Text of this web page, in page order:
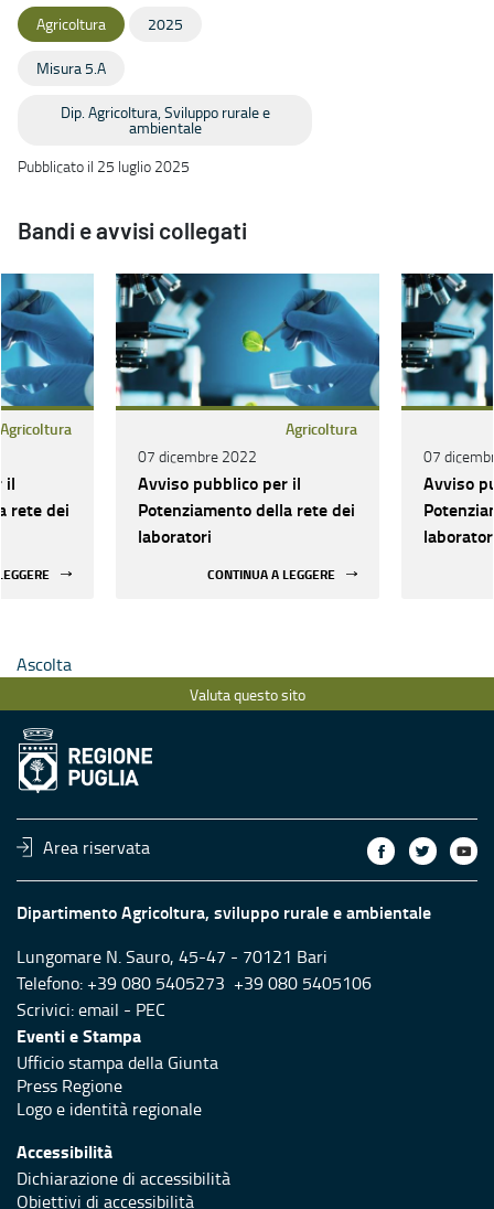
Agricoltura 2025
Misura 5.A
Dip. Agricoltura, Sviluppo rurale e
ambientale
Pubblicato il 25 luglio 2025
Bandi e avvisi collegati
Agricoltura
il
rete dei
Agricoltura
07 dicembre 2022
Avviso pubblico per il
Potenziamento della rete dei
laboratori
CONTINUA A LEGGERE
07
Avviso
Ascolta
Valuta questo sito
Area riservata
Dipartimento Agricoltura, sviluppo rurale e ambientale
Lungomare N. Sauro, 45-47 - 70121 Bari
Telefono: +39 080 5405273 +39 080 5405106
Scrivici:email - PEC
Eventi e Stampa
Ufficio stampa della Giunta
Press Regione
Logo e identità regionale
Accessibilità
Dichiarazione di accessibilità
Obiettivi di accessibilità